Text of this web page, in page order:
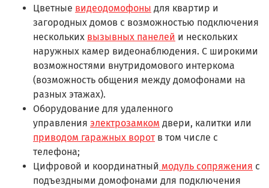
Цветные видеодомофоны для квартир и
загородных домов с возможностью подключения
нескольких вызывных панелей и нескольких
наружных камер видеонаблюдения. С широкими
возможностями внутридомового интеркома
(возможность общения между домофонами на
разных этажах).
Оборудование для удаленного
управления электрозамком двери, калитки или
приводом гаражных воротв том числе с
телефона;
Цифровой и координатный модуль сопряжения с
подъездными домофонами для подключения